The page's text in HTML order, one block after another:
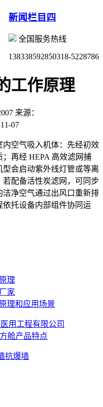
新闻栏目四
全国服务热线
138338592850318-5228786
工作原理
来源：
07
空气吸入机体：先经初效
再经 HEPA 高效滤网捕
会启动紫外线灯管或等离
配备活性炭滤网，可同步
净空气通过出风口重新排
依托设备内部组件协同运
理
家
理和应用场景
用工程有限公司
舱产品特点
抗爆墙